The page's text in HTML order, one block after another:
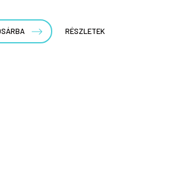
RÉSZLETEK